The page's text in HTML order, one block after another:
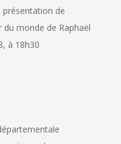
présentation de
du monde de Raphaël
à 18h30